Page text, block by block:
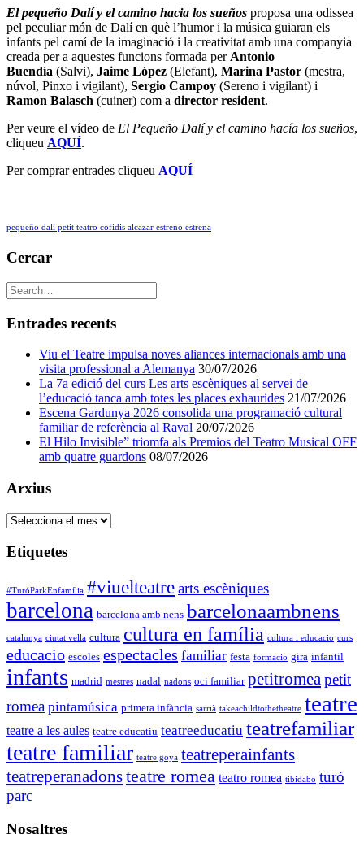
El pequeño Dalí y el camino hacia los sueños proposa una odissea
pel peculiar món de Dalí en què l’humor i la música guiaran els
infants pel camí de la imaginació i la creativitat amb una companyia
creada per a aquestes funcions formada perAntonio
Buendía (Salvi), Jaime López (Elefant), Marina Pastor (mestra,
núvol, Pinxo i vigilant), Sergio Campoy (Sereno i vigilant) i
Ramon Balasch (cuiner) com a director resident.
Per veure el vídeo de El Pequeño Dalí y el camino hacía los sueños,
cliqueu AQUÍ.
Per comprar entrades cliqueu AQUÍ
pequeño dalí petit teatro cofidis alcazar estreno estrena
Cercar
Entrades recents
Viu el Teatre impulsa noves aliances internacionals amb una
visita professional a Alemanya 30/07/2026
La 7a edició del curs Les arts escèniques al servei de
l’educació tanca amb totes les places exhaurides 21/07/2026
Escena Gardunya 2026 consolida una programació cultural
familiar de referència al Raval 20/07/2026
El Hilo Invisible” triomfa als Premios del Teatro Musical OFF
amb quatre guardons 08/07/2026
Arxius
Arxius
Etiquetes
#TuróParkEnfamília #viuelteatrearts escèniques
barcelona barcelona amb nens barcelonaambnens
catalunya ciutat vella cultura cultura en família cultura i educacio curs
educacio escoles espectacles familiar festa formacio gira infantil
infants madrid mestres nadal nadons oci familiar petitromeapetit
romea pintamúsica primera infància sarrià takeachildtothetheatre teatre
teatre a les aules teatre educatiu teatreeducatiu teatrefamiliar
teatre familiar teatre goya teatreperainfants
teatreperanadonsteatre romea teatro romea tibidabo turó
parc
Nosaltres